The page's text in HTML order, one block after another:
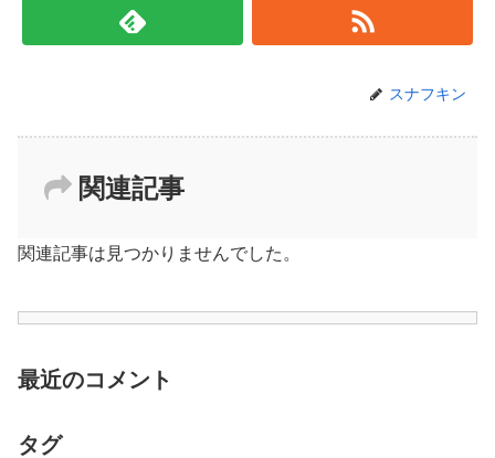
スナフキン
関連記事
関連記事は見つかりませんでした。
最近のコメント
タグ